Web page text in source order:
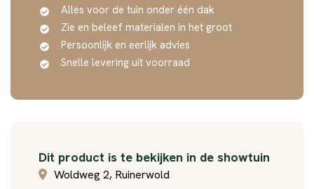
Alles voor de tuin onder één dak
Zie en beleef materialen in het groot
Persoonlijk en eerlijk advies
Snelle levering uit voorraad
Dit product is te bekijken in de showtuin
Woldweg 2, Ruinerwold